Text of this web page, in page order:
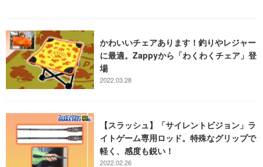
かわいいチェアあります！釣りやレジャー
に最適。Zappyから「わくわくチェア」登
場
2022.03.28
【スラッシュ】「サイレントビジョン」ラ
イトゲーム専用ロッド。特殊なグリップで
軽く、感度も鋭い！
2022.02.26